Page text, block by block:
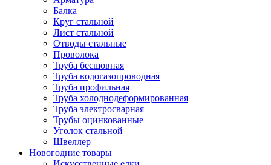
Балка
Круг стальной
Лист стальной
Отводы стальные
Проволока
Труба бесшовная
Труба водогазопроводная
Труба профильная
Труба холоднодеформированная
Труба электросварная
Трубы оцинкованные
Уголок стальной
Швеллер
Новогодние товары